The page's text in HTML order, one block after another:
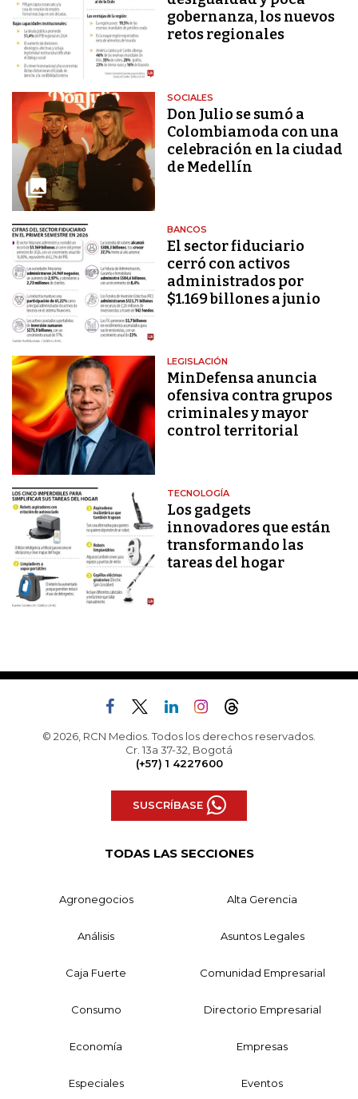
gobernanza, los nuevos
retos regionales
SOCIALES
Don Julio se sumó a
Colombiamoda con una
celebración en la ciudad
de Medellín
BANCOS
El sector fiduciario
cerró con activos
administrados por
$1.169 billones a junio
LEGISLACIÓN
MinDefensa anuncia
ofensiva contra grupos
criminales y mayor
control territorial
TECNOLOGÍA
Los gadgets
innovadores que están
transformando las
tareas del hogar
© 2026, RCN Medios. Todos los derechos reservados.
Cr. 13a 37-32, Bogotá
(+57) 1 4227600
SUSCRÍBASE
TODAS LAS SECCIONES
Agronegocios Alta Gerencia
Análisis Asuntos Legales
Caja Fuerte Comunidad Empresarial
Consumo Directorio Empresarial
Economía Empresas
Especiales Eventos